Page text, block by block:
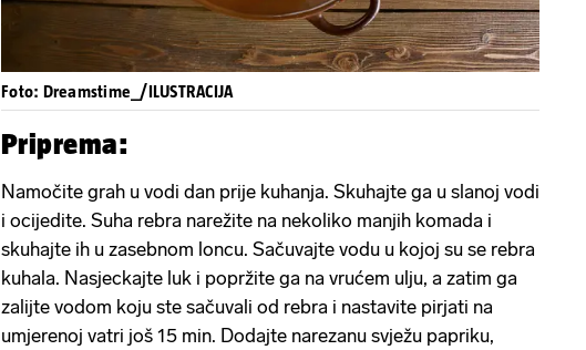
Foto: Dreamstime_/ILUSTRACIJA
Priprema:
Namočite grah u vodi dan prije kuhanja. Skuhajte ga u slanoj vodi
i ocijedite. Suha rebra narežite na nekoliko manjih komada i
skuhajte ih u zasebnom loncu. Sačuvajte vodu u kojoj su se rebra
kuhala. Nasjeckajte luk i popržite ga na vrućem ulju, a zatim ga
zalijte vodom koju ste sačuvali od rebra i nastavite pirjati na
umjerenoj vatri još 15 min. Dodajte narezanu svježu papriku,